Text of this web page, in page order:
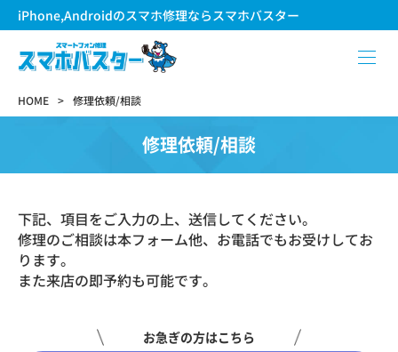
iPhone,Androidのスマホ修理ならスマホバスター
HOME 修理依頼/相談
修理依頼/相談
下記、項目をご入力の上、送信してください。
修理のご相談は本フォーム他、お電話でもお受けしてお
ります。
また来店の即予約も可能です。
お急ぎの方はこちら